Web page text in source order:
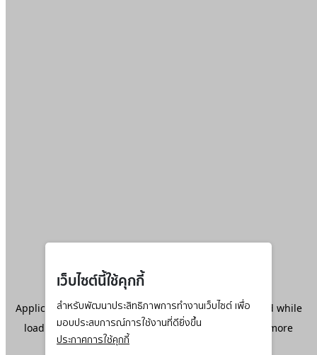
เว็บไซต์นี้ใช้คุกกี้
สำหรับพัฒนาประสิทธิภาพการทำงานเว็บไซต์ เพื่อ
มอบประสบการณ์การใช้งานที่ดียิ่งขึ้น
ประกาศการใช้คุกกี้
Application error: aclient-side exception has occurred while
loadingwww.ktc.co.th(see the browser console
for more
information).